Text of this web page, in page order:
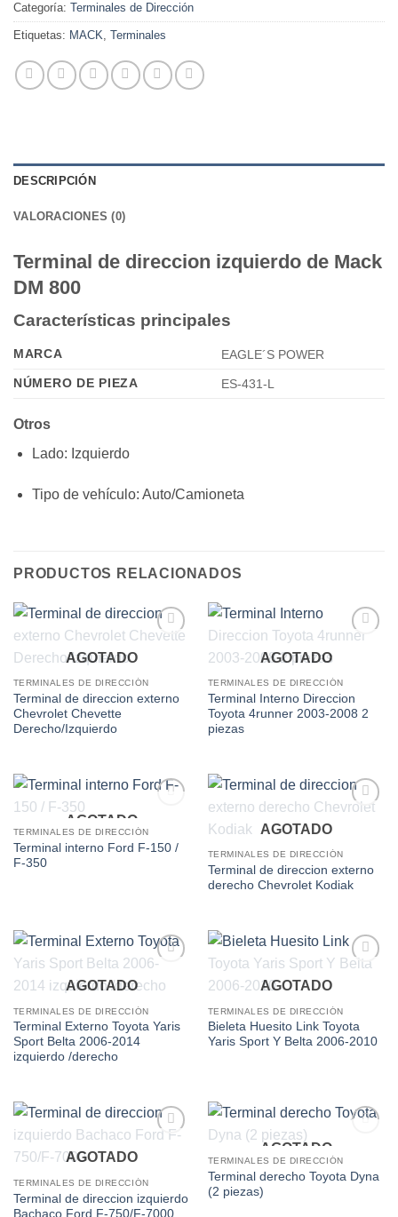
Categoría: Terminales de Dirección
Etiquetas: MACK, Terminales
DESCRIPCIÓN
VALORACIONES (0)
Terminal de direccion izquierdo de Mack
DM 800
Características principales
MARCA
EAGLE´S POWER
NÚMERO DE PIEZA
ES-431-L
Otros
Lado: Izquierdo
Tipo de vehículo: Auto/Camioneta
PRODUCTOS RELACIONADOS
AGOTADO
TERMINALES DE DIRECCIÓN
Terminal de direccion externo
Chevrolet Chevette
Derecho/Izquierdo
AGOTADO
TERMINALES DE DIRECCIÓN
Terminal Interno Direccion
Toyota 4runner 2003-2008 2
piezas
wishlist
AGOTADO
TERMINALES DE DIRECCIÓN
Terminal interno Ford F-150 /
F-350
AGOTADO
TERMINALES DE DIRECCIÓN
Terminal de direccion externo
derecho Chevrolet Kodiak
wishlist
AGOTADO
TERMINALES DE DIRECCIÓN
Terminal Externo Toyota Yaris
Sport Belta 2006-2014
izquierdo /derecho
AGOTADO
TERMINALES DE DIRECCIÓN
Bieleta Huesito Link Toyota
Yaris Sport Y Belta 2006-2010
AGOTADO
TERMINALES DE DIRECCIÓN
Terminal de direccion izquierdo
Bachaco Ford F-750/F-7000
wishlist
AGOTADO
TERMINALES DE DIRECCIÓN
Terminal derecho Toyota Dyna
(2 piezas)